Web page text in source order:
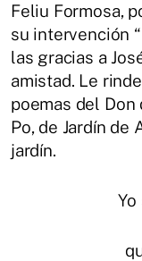
Feliu Formosa,
su intervención
las gracias a
amistad. Le
poemas del Don
Po, de Jardín de
jardín.